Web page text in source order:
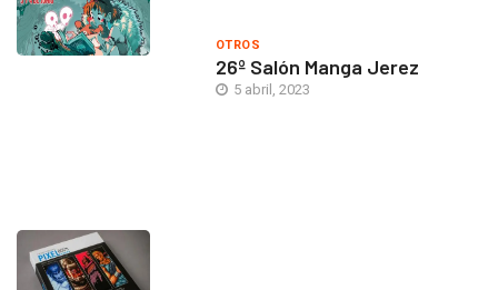
OTROS
26º Salón Manga Jerez
5 abril, 2023